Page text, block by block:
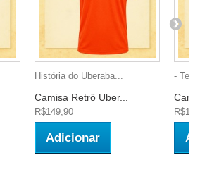
História do Uberaba...
Camisa Retrô Uber...
R$149,90
Adicionar
-